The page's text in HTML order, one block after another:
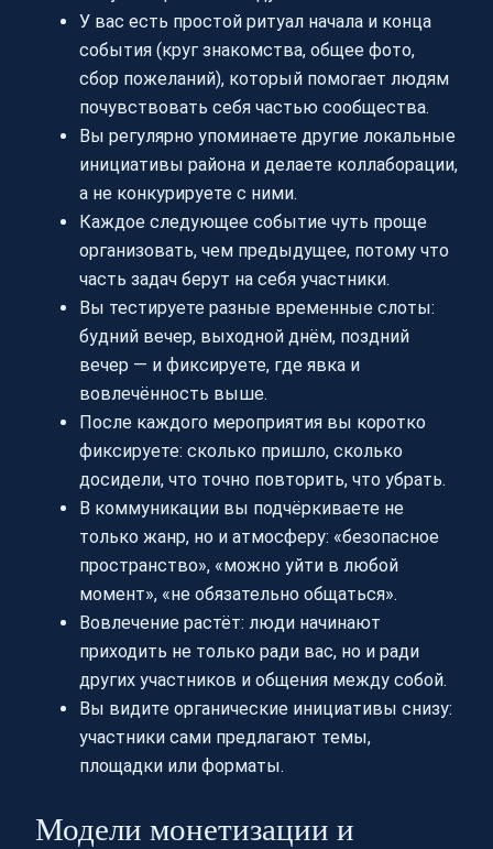
У вас есть простой ритуал начала и конца
события (круг знакомства, общее фото,
сбор пожеланий), который помогает людям
почувствовать себя частью сообщества.
Вы регулярно упоминаете другие локальные
инициативы района и делаете коллаборации,
а не конкурируете с ними.
Каждое следующее событие чуть проще
организовать, чем предыдущее, потому что
часть задач берут на себя участники.
Вы тестируете разные временные слоты:
будний вечер, выходной днём, поздний
вечер — и фиксируете, где явка и
вовлечённость выше.
После каждого мероприятия вы коротко
фиксируете: сколько пришло, сколько
досидели, что точно повторить, что убрать.
В коммуникации вы подчёркиваете не
только жанр, но и атмосферу: «безопасное
пространство», «можно уйти в любой
момент», «не обязательно общаться».
Вовлечение растёт: люди начинают
приходить не только ради вас, но и ради
других участников и общения между собой.
Вы видите органические инициативы снизу:
участники сами предлагают темы,
площадки или форматы.
Модели монетизации и